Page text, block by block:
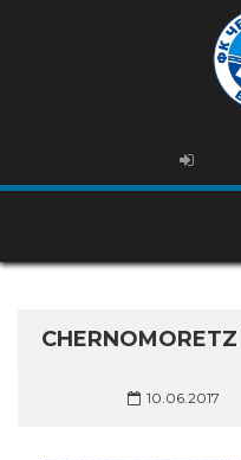
CHERNOMORETZ
10.06.2017